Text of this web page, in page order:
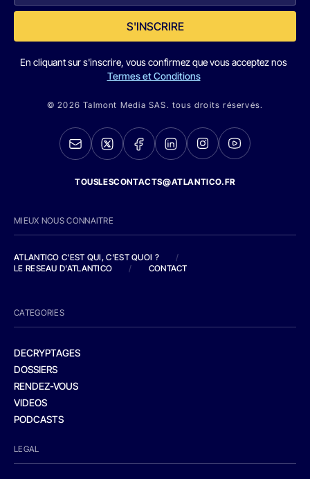
S'INSCRIRE
En cliquant sur s'inscrire, vous confirmez que vous acceptez nos
Termes et Conditions
© 2026 Talmont Media SAS. tous droits réservés.
TOUSLESCONTACTS@ATLANTICO.FR
MIEUX NOUS CONNAITRE
ATLANTICO C'EST QUI, C'EST QUOI ?
/
LE RESEAU D'ATLANTICO
/ CONTACT
CATEGORIES
DECRYPTAGES
DOSSIERS
RENDEZ-VOUS
VIDEOS
PODCASTS
LEGAL